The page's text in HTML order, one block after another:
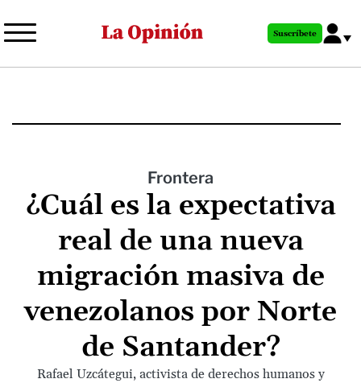
al
principal
Suscríbete
Frontera
¿Cuál es la expectativa
real de una nueva
migración masiva de
venezolanos por Norte
de Santander?
Rafael Uzcátegui, activista de derechos humanos y